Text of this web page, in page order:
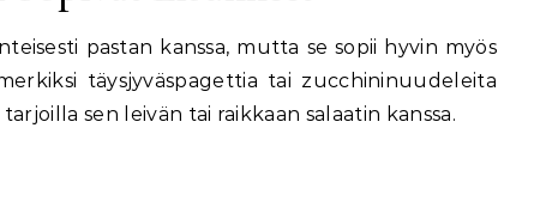
pastan kanssa, mutta se sopii hyvin myös
täysjyväspagettia tai zucchininuudeleita
sen leivän tai raikkaan salaatin kanssa.